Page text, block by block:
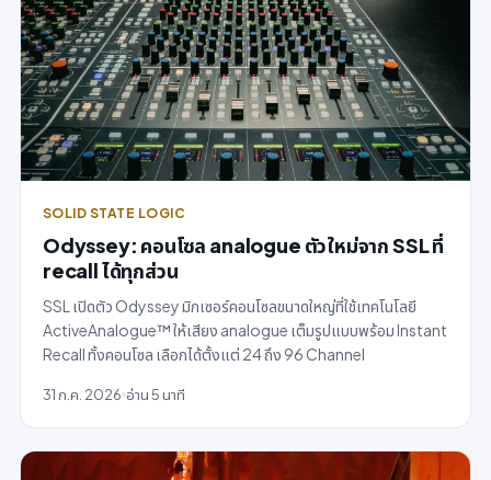
SOLID STATE LOGIC
Odyssey: คอนโซล analogue ตัวใหม่จาก SSL ที่
recall ได้ทุกส่วน
SSL เปิดตัว Odyssey มิกเซอร์คอนโซลขนาดใหญ่ที่ใช้เทคโนโลยี
ActiveAnalogue™ ให้เสียง analogue เต็มรูปแบบพร้อม Instant
Recall ทั้งคอนโซล เลือกได้ตั้งแต่ 24 ถึง 96 Channel
31 ก.ค. 2026 อ่าน 5 นาที